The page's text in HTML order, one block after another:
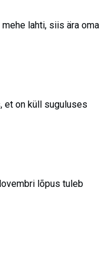
lahti, siis ära oma
et on küll suguluses
lõpus tuleb